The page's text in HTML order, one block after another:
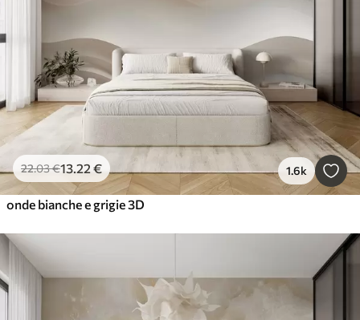
22.03€13.22€ 1.6k
onde bianche e grigie 3D